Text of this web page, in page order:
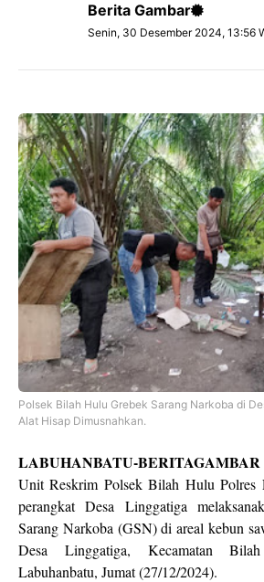
Berita Gambar
Senin, 30 Desember 2024, 13:56
Polsek Bilah Hulu Grebek Sarang Narkoba di
Alat Hisap Dimusnahkan.
LABUHANBATU-BERITAGAMBAR
Unit Reskrim Polsek Bilah Hulu Polres
perangkat Desa Linggatiga
Sarang Narkoba (GSN) di areal kebun
Desa Linggatiga, Kecamatan
Labuhanbatu, Jumat (27/12/2024).